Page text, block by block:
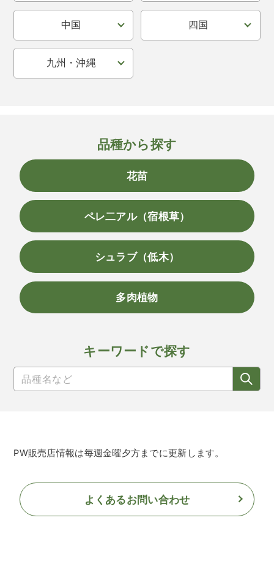
中国 四国
九州・沖縄
品種から探す
花苗
ペレ二アル（宿根草）
シュラブ（低木）
多肉植物
キーワードで探す
PW販売店情報は毎週金曜夕方までに更新します。
よくあるお問い合わせ